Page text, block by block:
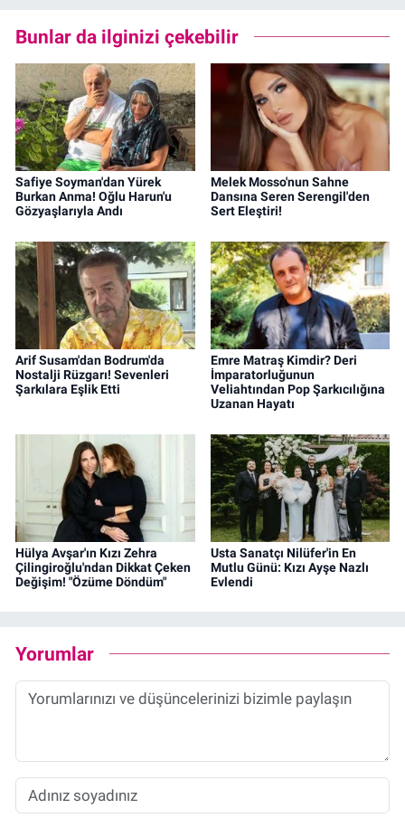
Bunlar da ilginizi çekebilir
Safiye Soyman'dan Yürek
Burkan Anma! Oğlu Harun'u
Gözyaşlarıyla Andı
Melek Mosso'nun Sahne
Dansına Seren Serengil'den
Sert Eleştiri!
Arif Susam'dan Bodrum'da
Nostalji Rüzgarı! Sevenleri
Şarkılara Eşlik Etti
Emre Matraş Kimdir? Deri
İmparatorluğunun
Veliahtından Pop Şarkıcılığına
Uzanan Hayatı
Hülya Avşar'ın Kızı Zehra
Çilingiroğlu'ndan Dikkat Çeken
Değişim! "Özüme Döndüm"
Usta Sanatçı Nilüfer'in En
Mutlu Günü: Kızı Ayşe Nazlı
Evlendi
Yorumlar